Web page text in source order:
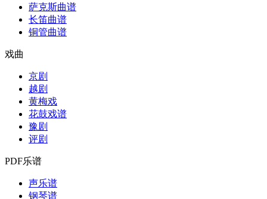
萨克斯曲谱
长笛曲谱
铜管曲谱
戏曲
京剧
越剧
黄梅戏
花鼓戏谱
豫剧
评剧
PDF乐谱
声乐谱
钢琴谱